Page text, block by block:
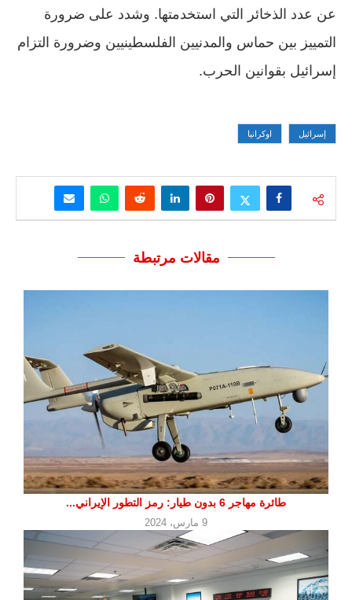
عن عدد الذخائر التي استخدمتها. وشدد على ضرورة
التمييز بين حماس والمدنيين الفلسطينيين وضرورة التزام
إسرائيل بقوانين الحرب.
إسرائيل اوكرانيا
مقالات مرتبطة
طائرة مهاجر 6 بدون طيار: رمز التطور الإيراني...
9 مارس، 2024